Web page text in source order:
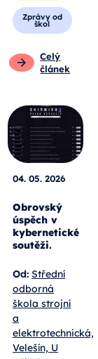
Zprávy od
škol
Celý
článek
04. 05. 2026
Obrovský
úspěch v
kybernetické
soutěži.
Od: Střední
odborná
škola strojní
a
elektrotechnická,
Velešín, U